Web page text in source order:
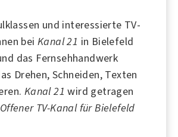
und interessierte TV-
bei Kanal 21 in Bielefeld
das Fernsehhandwerk
Drehen, Schneiden, Texten
Kanal 21 wird getragen
TV-Kanal für Bielefeld